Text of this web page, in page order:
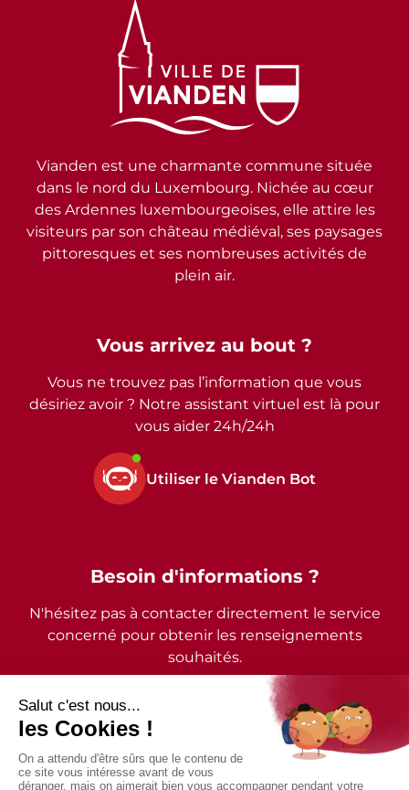
Vous arrivez au bout ?
Vous ne trouvez pas l’information que vous
désiriez avoir ? Notre assistant virtuel est là pour
vous aider 24h/24h
Utiliser le Vianden Bot
Vianden est une charmante commune située
dans le nord du Luxembourg. Nichée au cœur
des Ardennes luxembourgeoises, elle attire les
visiteurs par son château médiéval, ses paysages
pittoresques et ses nombreuses activités de
plein air.
Besoin d'informations ?
N'hésitez pas à contacter directement le service
concerné pour obtenir les renseignements
souhaités.
2026 - © Commune de Vianden - Tous droits réservés
Politique de confidentialité